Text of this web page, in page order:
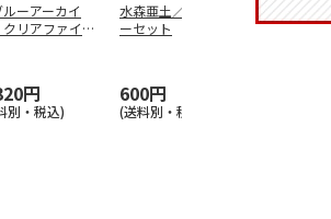
ルーアーカイ
クリアファイル
円
別・税込)
水森亜土／ステッカ
ーセット
600円
(送料別・税込)
リラックマ
ケース